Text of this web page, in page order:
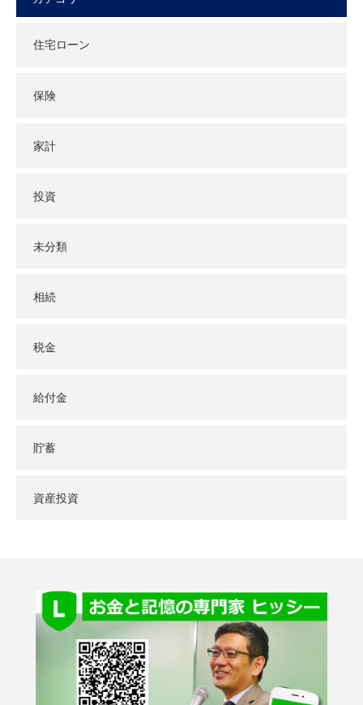
住宅ローン
保険
家計
投資
未分類
相続
税金
給付金
貯蓄
資産投資